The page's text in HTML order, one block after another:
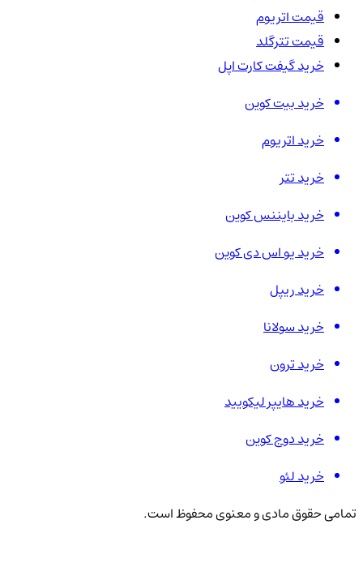
قیمت اتریوم
قیمت تترگلد
خرید گیفت کارت اپل
خرید بیت کوین
خرید اتریوم
خرید تتر
خرید بایننس کوین
خرید یو اس دی کوین
خرید ریپل
خرید سولانا
خرید ترون
خرید هایپر لیکویید
خرید دوج کوین
خرید لئو
تمامی حقوق مادی و معنوی محفوظ است.